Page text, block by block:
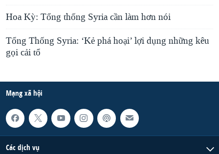
Hoa Kỳ: Tổng thống Syria cần làm hơn nói
Tổng Thống Syria: ‘Kẻ phá hoại’ lợi dụng những kêu
gọi cải tổ
Mạng xã hội
Các dịch vụ